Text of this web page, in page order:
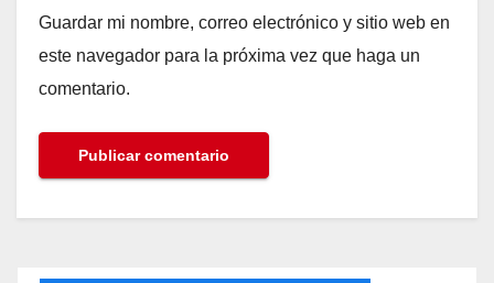
Guardar mi nombre, correo electrónico y sitio web en
este navegador para la próxima vez que haga un
comentario.